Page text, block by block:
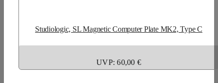
Studiologic, SL Magnetic Computer Plate MK2, Type C
UVP: 60,00 €